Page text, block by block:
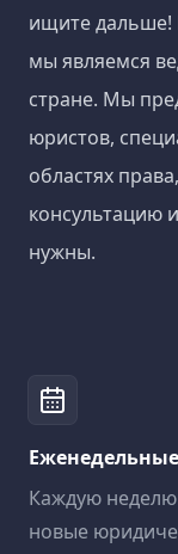
ищите дальше!
мы являемся
стране. Мы
юристов,
областях
консультацию
нужны.
Каждую неделю
новые